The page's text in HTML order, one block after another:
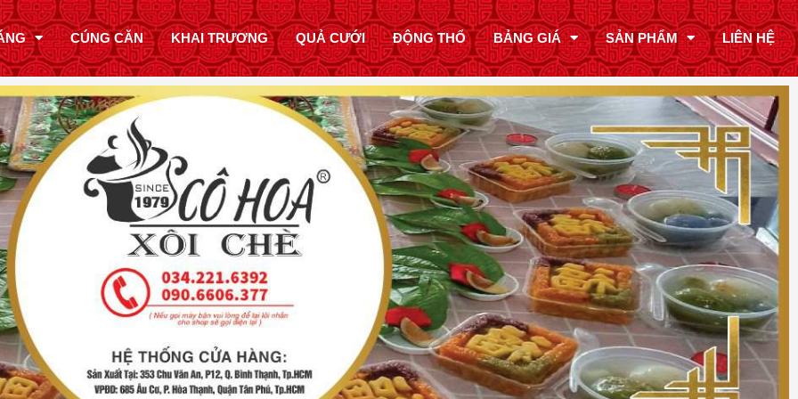
CÚNG CĂN KHAI TRƯƠNG QUẢ CƯỚI ĐỘNG THỔ BẢNG GIÁ SẢN PHẨM LIÊN HỆ